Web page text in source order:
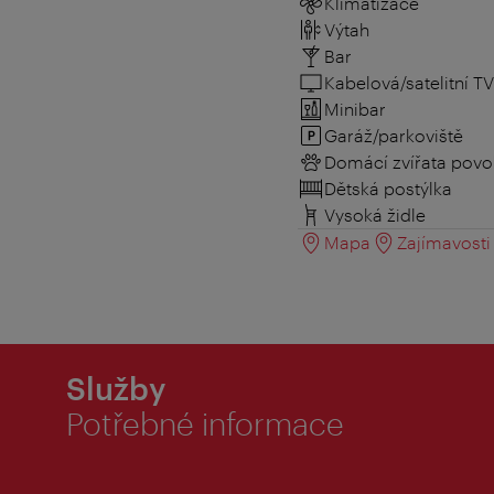
Výtah
Bar
Kabelová/satelitní TV
Minibar
Garáž/parkoviště
Domácí zvířata
Dětská postýlka
Vysoká židle
Mapa
Služby
Potřebné informace